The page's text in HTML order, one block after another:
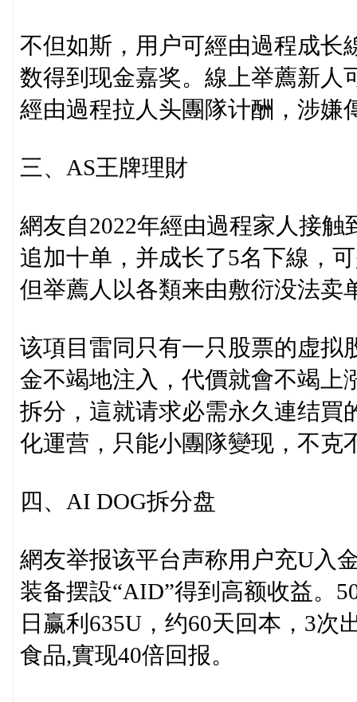
不但如斯，用户可經由過程成长
数得到现金嘉奖。線上举薦新人
經由過程拉人头團隊计酬，涉嫌
三、AS王牌理財
網友自2022年經由過程家人接
追加十单，并成长了5名下線，
但举薦人以各類来由敷衍没法卖
该項目雷同只有一只股票的虚拟
金不竭地注入，代價就會不竭上
拆分，這就请求必需永久連结買
化運营，只能小團隊變现，不克
四、AI DOG拆分盘
網友举报该平台声称用户充U入
装备摆設“AID”得到高额收益。
日赢利635U，约60天回本，3次
食品,實现40倍回报。